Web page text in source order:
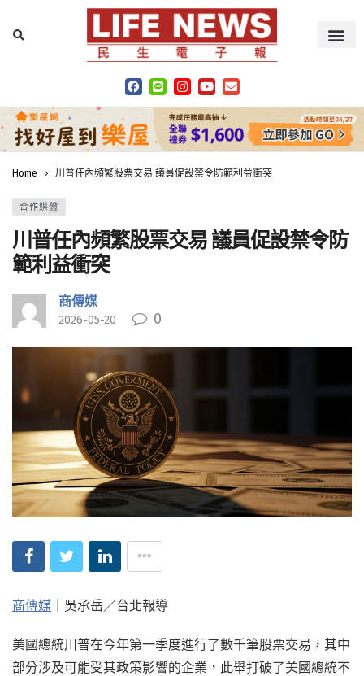
Home 川普任內頻繁股票交易 議員促設禁令防範利益衝突
合作媒體
川普任內頻繁股票交易 議員促設禁令防
範利益衝突
商傳媒
2026-05-20 0
商傳媒 ｜吳承岳／台北報導
美國總統川普在今年第一季度進行了數千筆股票交易，其中
部分涉及可能受其政策影響的企業，此舉打破了美國總統不